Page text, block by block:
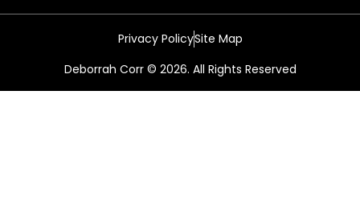
Privacy PolicySite Map
Deborrah Corr © 2026. All Rights Reserved